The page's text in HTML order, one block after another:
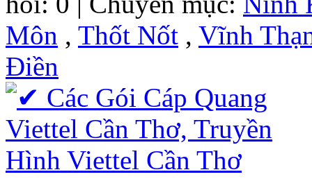
Môn , Thốt Nốt , Vĩnh
Điền